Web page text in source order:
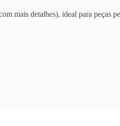
mais detalhes), ideal para peças